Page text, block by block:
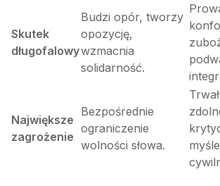
Skutek
długofalowy
Budzi opór, tworzy
opozycję,
wzmacnia
solidarność.
Największe
zagrożenie
Bezpośrednie
ograniczenie
wolności słowa.